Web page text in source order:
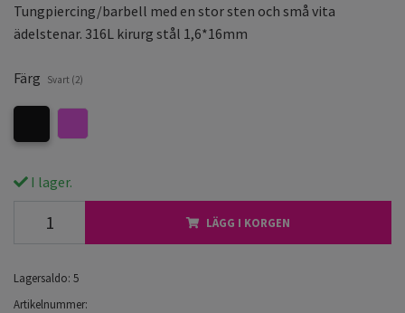
Tungpiercing/barbell med en stor sten och små vita
ädelstenar. 316L kirurg stål 1,6*16mm
Färg Svart (2)
I lager.
LÄGG I KORGEN
Lagersaldo: 5
Artikelnummer: